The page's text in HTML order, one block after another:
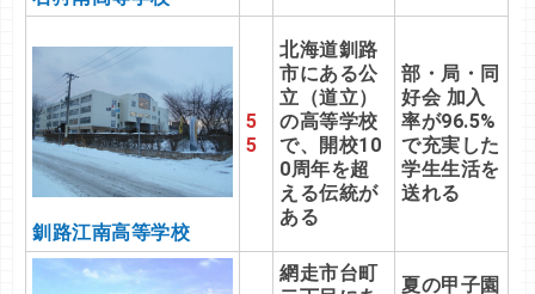
釧路江南高等学校
5
5
北海道釧路
市にある公
立（道立）
の高等学校
で、開校10
0周年を超
える伝統が
ある
部・局・同
好会 加入
率が96.5%
で充実した
学生生活を
送れる
網走市台町
夏の甲子園